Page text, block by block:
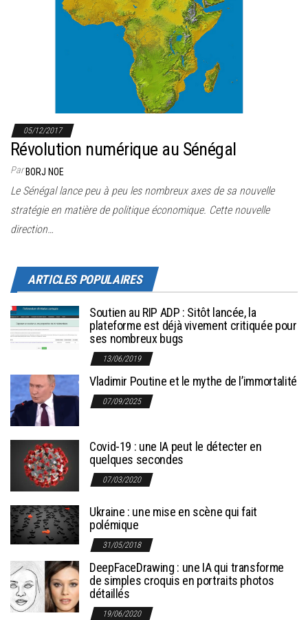
05/12/2017
Révolution numérique au Sénégal
ParBORJ NOE
Le Sénégal lance peu à peu les nombreux axes de sa nouvelle
stratégie en matière de politique économique. Cette nouvelle
direction…
ARTICLES POPULAIRES
Soutien au RIP ADP : Sitôt lancée, la
plateforme est déjà vivement critiquée pour
ses nombreux bugs
13/06/2019
Vladimir Poutine et le mythe de l’immortalité
07/09/2025
Covid-19 : une IA peut le détecter en
quelques secondes
07/03/2020
Ukraine : une mise en scène qui fait
polémique
31/05/2018
DeepFaceDrawing : une IA qui transforme
de simples croquis en portraits photos
détaillés
19/06/2020